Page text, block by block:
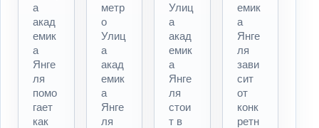
а
акад
емик
а
Янге
ля
помо
гает
как
метр
о
Улиц
а
акад
емик
а
Янге
ля
Улиц
а
акад
емик
а
Янге
ля
стои
т в
емик
а
Янге
ля
зави
сит
от
конк
ретн